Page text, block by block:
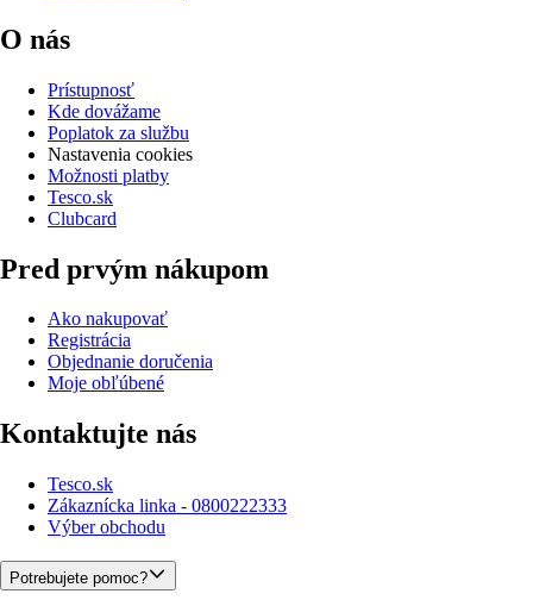
O nás
Prístupnosť
Kde dovážame
Poplatok za službu
Nastavenia cookies
Možnosti platby
Tesco.sk
Clubcard
Pred prvým nákupom
Ako nakupovať
Registrácia
Objednanie doručenia
Moje obľúbené
Kontaktujte nás
Tesco.sk
Zákaznícka linka - 0800222333
Výber obchodu
Potrebujete pomoc?